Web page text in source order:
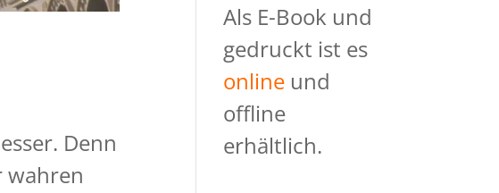
Denn
wahren
Als E-Book und
gedruckt ist es
online und
offline
erhältlich.